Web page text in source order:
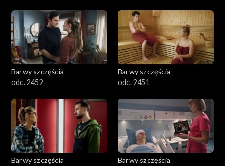
Barwy szczęścia
odc. 2452
Barwy szczęścia
odc. 2451
Barwy szczęścia
Barwy szczęścia